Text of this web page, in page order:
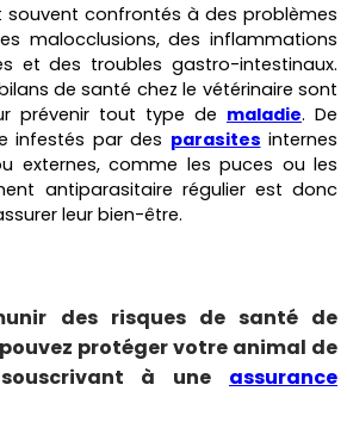
souvent confrontés à des problèmes
malocclusions, des inflammations
et des troubles gastro-intestinaux.
de santé chez le vétérinaire sont
prévenir tout type de maladie. De
infestés par des parasites internes
externes, comme les puces ou les
antiparasitaire régulier est donc
leur bien-être.
des risques de santé de
protéger votre animal de
à une assurance